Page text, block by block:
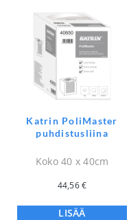
Katrin PoliMaster
puhdistusliina
Koko 40 x 40cm
44,56€
LISÄÄ